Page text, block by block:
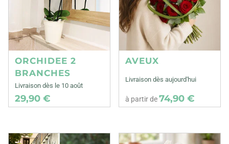
ORCHIDEE 2
BRANCHES
Livraison dès le 10 août
29,90 €
AVEUX
Livraison dès aujourd'hui
à partir de74,90 €